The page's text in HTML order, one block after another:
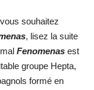
souhaitez
, lisez la suite
Fenomenas est
groupe Hepta,
formé en